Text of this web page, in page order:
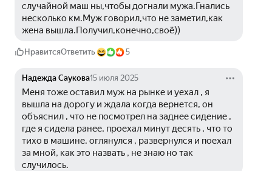
случайной маш ны,чтобы догнали мужа.Гнались
несколько км.Муж говорил,что не заметил,как
жена вышла.Получил,конечно,своё))
НравитсяОтветить 5
Надежда Саукова15 июля 2025
Меня тоже оставил муж на рынке и уехал , я
вышла на дорогу и ждала когда вернется, он
объяснил , что не посмотрел на заднее сидение ,
где я сидела ранее, проехал минут десять , что то
тихо в машине. оглянулся , развернулся и поехал
за мной, как это назвать , не знаю но так
случилось.